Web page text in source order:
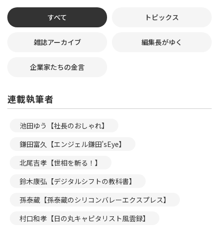
すべて トピックス
雑誌アーカイブ 編集長がゆく
企業家たちの金言
連載執筆者
池田ゆう【社長のおしゃれ】
鎌田富久【エンジェル鎌田’sEye】
北尾吉孝【世相を斬る！】
鈴木康弘【デジタルシフトの教科書】
孫泰蔵【孫泰蔵のシリコンバレーエクスプレス】
村口和孝【日の丸キャピタリスト風雲録】